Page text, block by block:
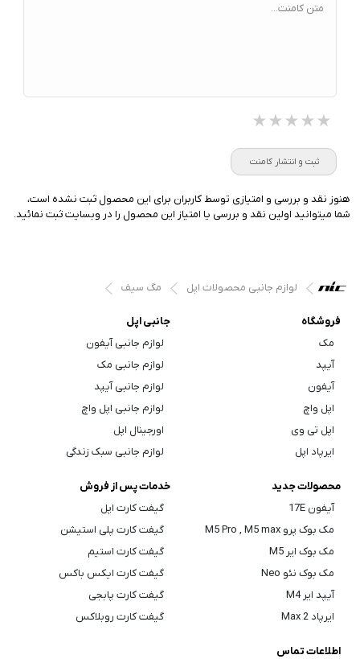
متن کامنت...
★★★★★
★★★★★
★★★★★
ثبت و انتشار کامنت
هنوز نقد و بررسی و امتیازی توسط کاربران برای این محصول ثبت نشده است،
شما میتوانید اولین نقد و بررسی یا امتیاز این محصول را در وبسایت ثبت نمائید.
لوازم جانبی محصولات اپل مگ سیف
فروشگاه
مک
آیپد
آیفون
اپل واچ
اپل تی وی
ایرپاد اپل
جانبی اپل
لوازم جانبی آیفون
لوازم جانبی مک
لوازم جانبی آیپد
لوازم جانبی اپل واچ
اورجینال اپل
لوازم جانبی سبک زندگی
محصولات جدید
آیفون 17E
مک بوک پرو M5 Pro , M5 max
مک بوک ایر M5
مک بوک نئو Neo
آیپد ایر M4
ایرپاد Max 2
خدمات پس از فروش
گیفت کارت اپل
گیفت کارت پلی استیشن
گیفت کارت استیم
گیفت کارت ایکس باکس
گیفت کارت پابجی
گیفت کارت روبلاکس
اطلاعات تماس